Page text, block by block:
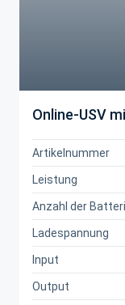
Online-USV
Artikelnummer
Leistung
Anzahl der
Ladespannung
Input
Output